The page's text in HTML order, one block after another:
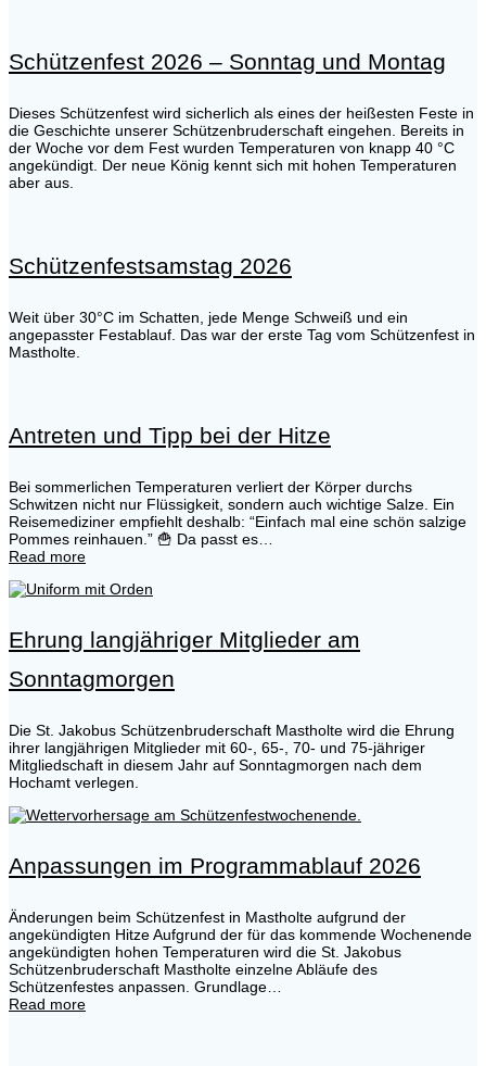
Schützenfest 2026 – Sonntag und Montag
Dieses Schützenfest wird sicherlich als eines der heißesten Feste in
die Geschichte unserer Schützenbruderschaft eingehen. Bereits in
der Woche vor dem Fest wurden Temperaturen von knapp 40 °C
angekündigt. Der neue König kennt sich mit hohen Temperaturen
aber aus.
Schützenfestsamstag 2026
Weit über 30°C im Schatten, jede Menge Schweiß und ein
angepasster Festablauf. Das war der erste Tag vom Schützenfest in
Mastholte.
Antreten und Tipp bei der Hitze
Bei sommerlichen Temperaturen verliert der Körper durchs
Schwitzen nicht nur Flüssigkeit, sondern auch wichtige Salze. Ein
Reisemediziner empfiehlt deshalb: “Einfach mal eine schön salzige
Pommes reinhauen.” 🍟 Da passt es…
Read more
Ehrung langjähriger Mitglieder am
Sonntagmorgen
Die St. Jakobus Schützenbruderschaft Mastholte wird die Ehrung
ihrer langjährigen Mitglieder mit 60-, 65-, 70- und 75-jähriger
Mitgliedschaft in diesem Jahr auf Sonntagmorgen nach dem
Hochamt verlegen.
Anpassungen im Programmablauf 2026
Änderungen beim Schützenfest in Mastholte aufgrund der
angekündigten Hitze Aufgrund der für das kommende Wochenende
angekündigten hohen Temperaturen wird die St. Jakobus
Schützenbruderschaft Mastholte einzelne Abläufe des
Schützenfestes anpassen. Grundlage…
Read more